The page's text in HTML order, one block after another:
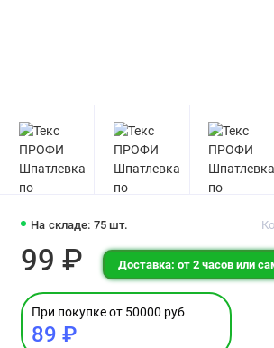
На складе: 75 шт.
99 ₽ Доставка: от 2 часов или
При покупке от 50000 руб
89 ₽